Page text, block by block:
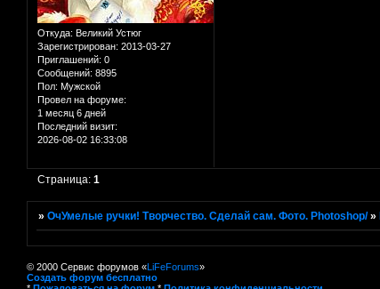
Откуда: Великий Устюг
Зарегистрирован: 2013-03-27
Приглашений: 0
Сообщений: 8895
Пол: Мужской
Провел на форуме:
1 месяц 6 дней
Последний визит:
2026-08-02 16:33:08
Страница:1
»ОчУмелые ручки! Творчество. Сделай сам. Фото. Photoshop/ »
© 2000 Сервис форумов «LiFeForums»
Создать форум бесплатно